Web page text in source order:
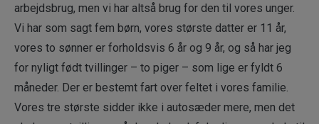
arbejdsbrug, men vi har altså brug for den til vores unger.
Vi har som sagt fem børn, vores største datter er 11 år,
vores to sønner er forholdsvis 6 år og 9 år, og så har jeg
for nyligt født tvillinger – to piger – som lige er fyldt 6
måneder. Der er bestemt fart over feltet i vores familie.
Vores tre største sidder ikke i autosæder mere, men det